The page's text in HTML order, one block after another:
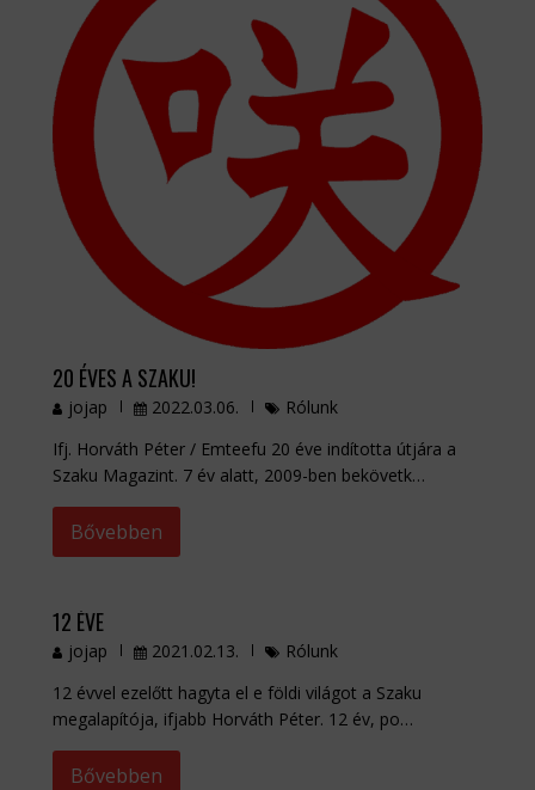
20 ÉVES A SZAKU!
jojap 2022.03.06.
Rólunk
Ifj. Horváth Péter / Emteefu 20 éve indította útjára a
Szaku Magazint. 7 év alatt, 2009-ben bekövetk…
Bővebben
12 ÉVE
jojap 2021.02.13.
Rólunk
12 évvel ezelőtt hagyta el e földi világot a Szaku
megalapítója, ifjabb Horváth Péter. 12 év, po…
Bővebben